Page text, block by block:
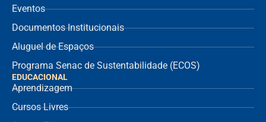
Eventos
Documentos Institucionais
Aluguel de Espaços
Programa Senac de Sustentabilidade (ECOS)
EDUCACIONAL
Aprendizagem
Cursos Livres